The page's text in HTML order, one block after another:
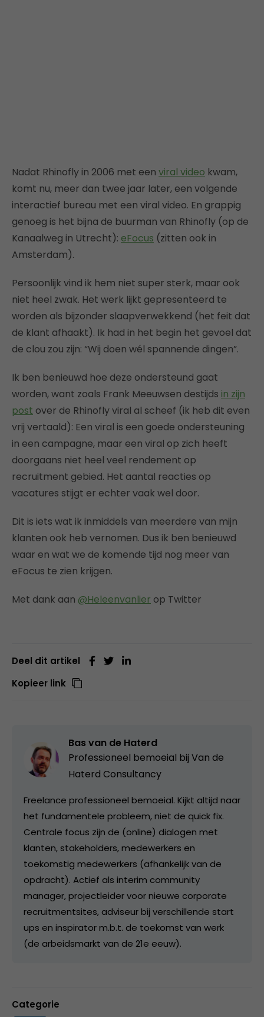
Nadat Rhinofly in 2006 met een viral video kwam,
komt nu, meer dan twee jaar later, een volgende
interactief bureau met een viral video. En grappig
genoeg is het bijna de buurman van Rhinofly (op de
Kanaalweg in Utrecht): eFocus (zitten ook in
Amsterdam).
Persoonlijk vind ik hem niet super sterk, maar ook
niet heel zwak. Het werk lijkt gepresenteerd te
worden als bijzonder slaapverwekkend (het feit dat
de klant afhaakt). Ik had in het begin het gevoel dat
de clou zou zijn: “Wij doen wél spannende dingen”.
Ik ben benieuwd hoe deze ondersteund gaat
worden, want zoals Frank Meeuwsen destijds in zijn
post over de Rhinofly viral al scheef (ik heb dit even
vrij vertaald): Een viral is een goede ondersteuning
in een campagne, maar een viral op zich heeft
doorgaans niet heel veel rendement op
recruitment gebied. Het aantal reacties op
vacatures stijgt er echter vaak wel door.
Dit is iets wat ik inmiddels van meerdere van mijn
klanten ook heb vernomen. Dus ik ben benieuwd
waar en wat we de komende tijd nog meer van
eFocus te zien krijgen.
Met dank aan @Heleenvanlier op Twitter
Deel dit artikel
Kopieer link
Bas van de Haterd
Professioneel bemoeial bij Van de
Haterd Consultancy
Freelance professioneel bemoeial. Kijkt altijd naar
het fundamentele probleem, niet de quick fix.
Centrale focus zijn de (online) dialogen met
klanten, stakeholders, medewerkers en
toekomstig medewerkers (afhankelijk van de
opdracht). Actief als interim community
manager, projectleider voor nieuwe corporate
recruitmentsites, adviseur bij verschillende start
ups en inspirator m.b.t. de toekomst van werk
(de arbeidsmarkt van de 21e eeuw).
Categorie